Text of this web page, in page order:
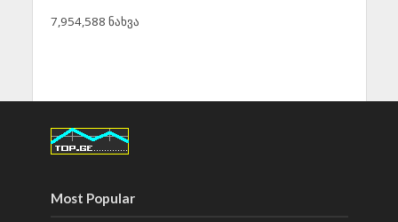
7,954,588 ნახვა
Most Popular